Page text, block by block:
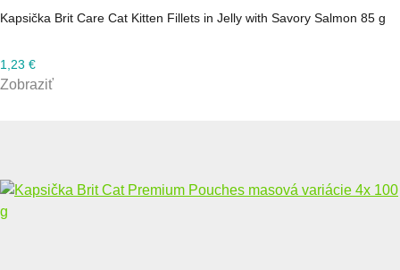
Kapsička Brit Care Cat Kitten Fillets in Jelly with Savory Salmon 85 g
1,23 €
Zobraziť